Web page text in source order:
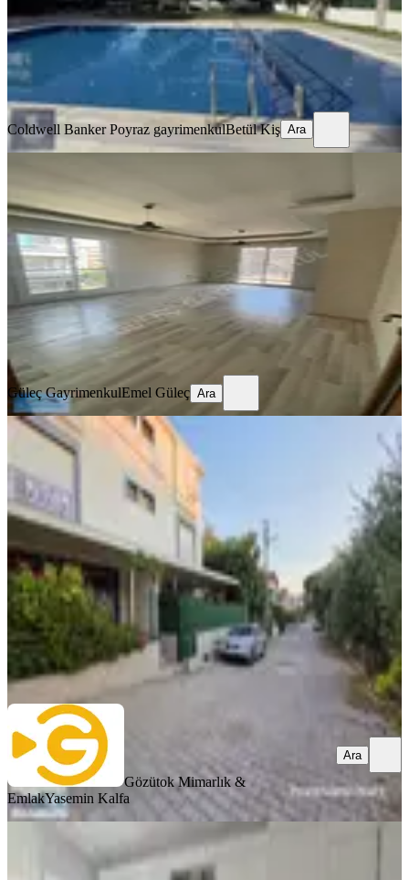
55.000 ₺
Coldwell Banker Poyraz gayrimenkulBetül Kiş
Ara
Coldwell Banker Poyraz gayrimenkulBetül Kiş Ara
İzmir, Menderes
·3. Kat·02.07.2026
Güleç GayrimenkulEmel Güleç
Güleç GayrimenkulEmel Güleç Ara
Denize 100 Mt Mesafesiyle Kiralık 3+1
Villa
İzmir, Menderes
175 m²· 03.07.2026
80.000 ₺
Gözütok Mimarlık & Emlak Yasemin Kalfa
Ara
Gözütok Mimarlık &
EmlakYasemin Kalfa
Ara
Denize 40 Metre, 4+1 Villa